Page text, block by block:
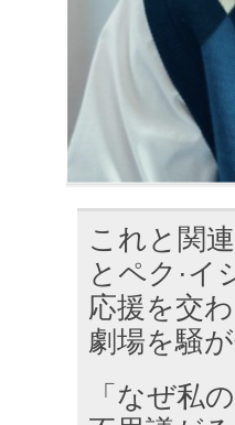
これと関
とペク·イ
応援を交
劇場を騒
「なぜ私